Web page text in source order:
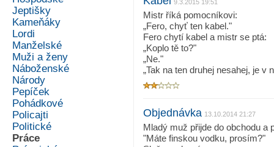
Jeptišky
Kameňáky
Lordi
Manželské
Muži a ženy
Náboženské
Národy
Pepíček
Pohádkové
Policajti
Politické
Práce
9.3.2015 19:51
Mistr říká pomocníkovi:
„Fero, chyť ten kabel."
Fero chytí kabel a mistr se ptá:
„Koplo tě to?"
„Ne."
„Tak na ten druhej nesahej, je v
Objednávka 13.10.2014 21:27
Mladý muž přijde do obchodu a
"Máte finskou vodku, prosím?"